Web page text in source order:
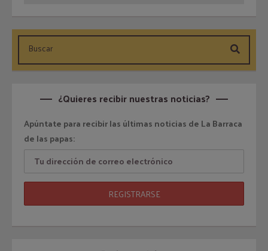
¿Quieres recibir nuestras noticias?
Apúntate para recibir las últimas noticias de La Barraca
de las papas: